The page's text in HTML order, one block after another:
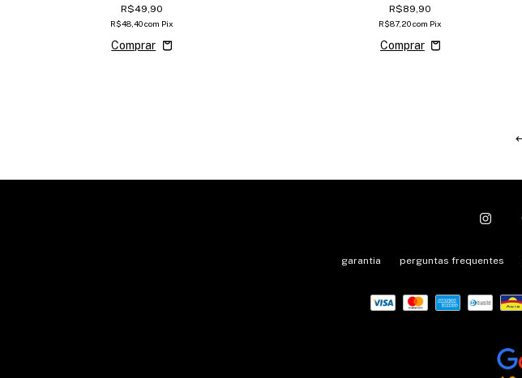
R$49,90
R$48,40com Pix
R$89,90
R$87,20com Pix
garantia perguntas frequentes